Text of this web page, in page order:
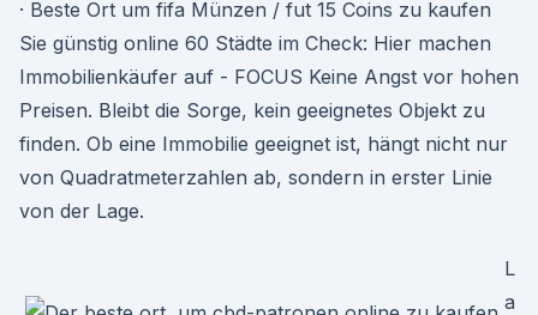
· Beste Ort um fifa Münzen / fut 15 Coins zu kaufen
Sie günstig online 60 Städte im Check: Hier machen
Immobilienkäufer auf - FOCUS Keine Angst vor hohen
Preisen. Bleibt die Sorge, kein geeignetes Objekt zu
finden. Ob eine Immobilie geeignet ist, hängt nicht nur
von Quadratmeterzahlen ab, sondern in erster Linie
von der Lage.
L
a